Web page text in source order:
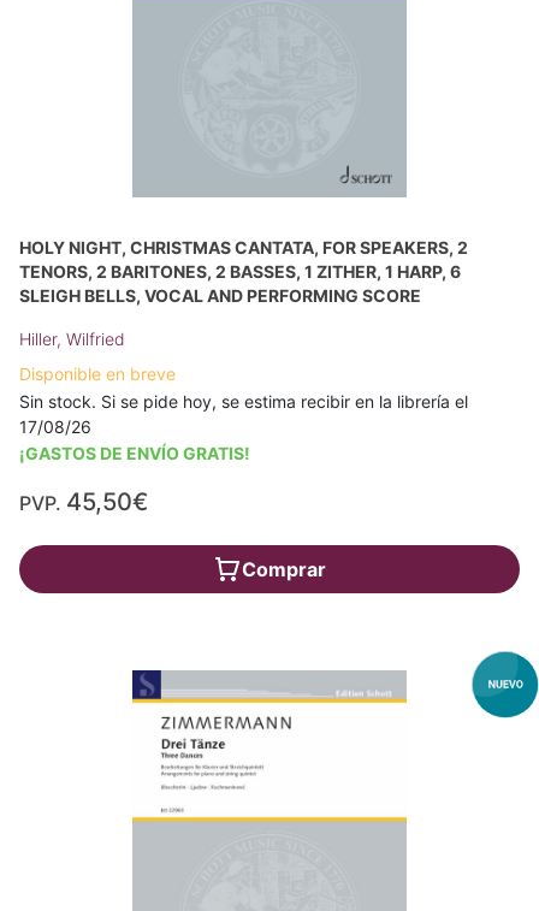
HOLY NIGHT, CHRISTMAS CANTATA, FOR SPEAKERS, 2
TENORS, 2 BARITONES, 2 BASSES, 1 ZITHER, 1 HARP, 6
SLEIGH BELLS, VOCAL AND PERFORMING SCORE
Hiller, Wilfried
Disponible en breve
Sin stock. Si se pide hoy, se estima recibir en la librería el
17/08/26
¡GASTOS DE ENVÍO GRATIS!
PVP. 45,50€
Comprar